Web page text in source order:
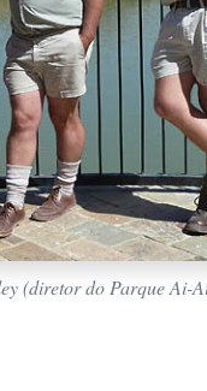
(diretor do Parque Ai-